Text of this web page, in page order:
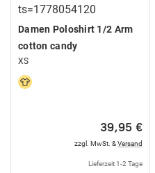
Damen Poloshirt 1/2 Arm
cotton candy
XS
39,95 €
zzgl. MwSt. &Versand
Lieferzeit 1-2 Tage